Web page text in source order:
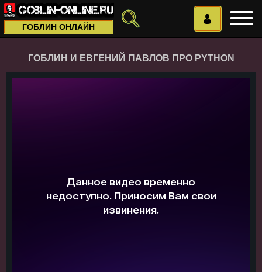
ГОБЛИН ОНЛАЙН
ГОБЛИН И ЕВГЕНИЙ ПАВЛОВ ПРО PYTHON